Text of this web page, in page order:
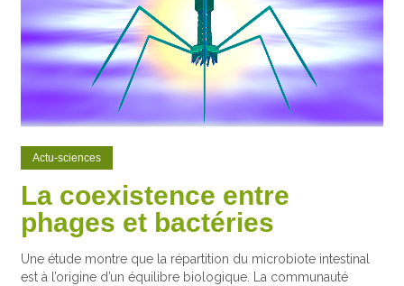
Actu-sciences
La coexistence entre
phages et bactéries
Une étude montre que la répartition du microbiote intestinal
est à l’origine d’un équilibre biologique. La communauté